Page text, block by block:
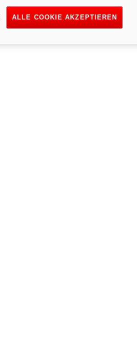
ALLE COOKIE AKZEPTIEREN